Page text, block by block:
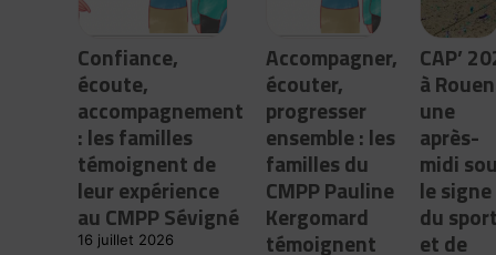
Confiance,
écoute,
accompagnement
: les familles
témoignent de
leur expérience
au CMPP Sévigné
16 juillet 2026
Accompagner,
écouter,
progresser
ensemble : les
familles du
CMPP Pauline
Kergomard
témoignent
CAP’
à
une
après-
midi
le signe
du
et de